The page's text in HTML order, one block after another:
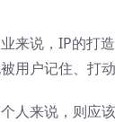
来说，IP的打
用户记住、打动
人来说，则应